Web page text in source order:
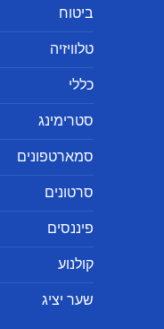
ביטוח
טלוויזיה
כללי
סטרימינג
סמארטפונים
סרטונים
פיננסים
קולנוע
שער יציג